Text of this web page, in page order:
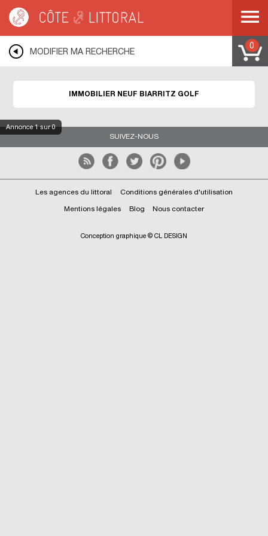
MODIFIER MA RECHERCHE
0
Annonce1sur 0
IMMOBILIER NEUF BIARRITZ GOLF
SUIVEZ-NOUS
Les agences du littoral Conditions générales d'utilisation
Mentions légales Blog Nous contacter
Conception graphique © CL DESIGN